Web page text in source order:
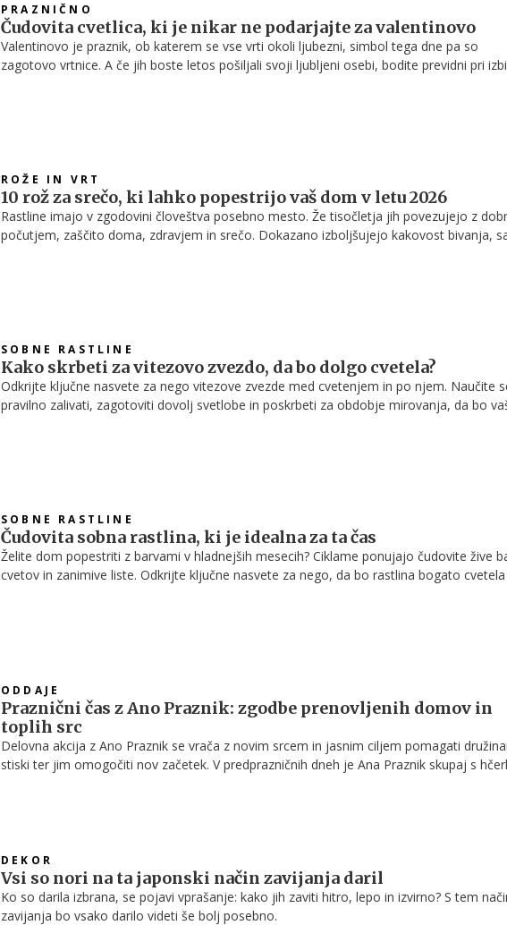
PRAZNIČNO
Čudovita cvetlica, ki je nikar ne podarjajte za valentinovo
Valentinovo je praznik, ob katerem se vse vrti okoli ljubezni, simbol tega dne pa so
zagotovo vrtnice. A če jih boste letos pošiljali svoji ljubljeni osebi, bodite previdni pri
ROŽE IN VRT
10 rož za srečo, ki lahko popestrijo vaš dom v letu 2026
Rastline imajo v zgodovini človeštva posebno mesto. Že tisočletja jih povezujejo z
počutjem, zaščito doma, zdravjem in srečo. Dokazano izboljšujejo kakovost bivanja,
SOBNE RASTLINE
Kako skrbeti za vitezovo zvezdo, da bo dolgo cvetela?
Odkrijte ključne nasvete za nego vitezove zvezde med cvetenjem in po njem. Naučite
pravilno zalivati, zagotoviti dovolj svetlobe in poskrbeti za obdobje mirovanja, da bo
SOBNE RASTLINE
Čudovita sobna rastlina, ki je idealna za ta čas
Želite dom popestriti z barvami v hladnejših mesecih? Ciklame ponujajo čudovite žive
cvetov in zanimive liste. Odkrijte ključne nasvete za nego, da bo rastlina bogato cvetela
ODDAJE
Praznični čas z Ano Praznik: zgodbe prenovljenih domov in
toplih src
Delovna akcija z Ano Praznik se vrača z novim srcem in jasnim ciljem pomagati
stiski ter jim omogočiti nov začetek. V predprazničnih dneh je Ana Praznik skupaj s
DEKOR
Vsi so nori na ta japonski način zavijanja daril
Ko so darila izbrana, se pojavi vprašanje: kako jih zaviti hitro, lepo in izvirno? S tem
zavijanja bo vsako darilo videti še bolj posebno.